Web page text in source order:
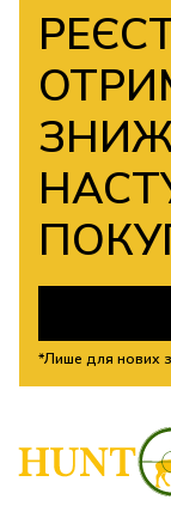
*Лише для нових